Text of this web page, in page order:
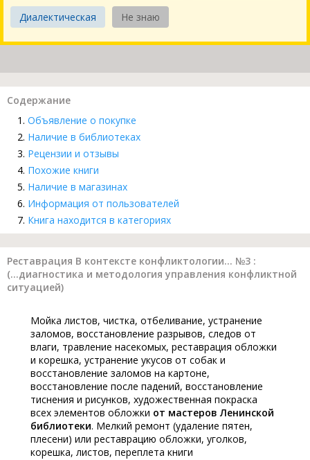
Диалектическая Не знаю
Содержание
Объявление о покупке
Наличие в библиотеках
Рецензии и отзывы
Похожие книги
Наличие в магазинах
Информация от пользователей
Книга находится в категориях
Реставрация В контексте конфликтологии... №3 :
(...диагностика и методология управления конфликтной
ситуацией)
Мойка листов, чистка, отбеливание, устранение
заломов, восстановление разрывов, следов от
влаги, травление насекомых, реставрация обложки
и корешка, устранение укусов от собак и
восстановление заломов на картоне,
восстановление после падений, восстановление
тиснения и рисунков, художественная покраска
всех элементов обложки от мастеров Ленинской
библиотеки. Мелкий ремонт (удаление пятен,
плесени) или реставрацию обложки, уголков,
корешка, листов, переплета книги